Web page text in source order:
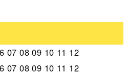
07 08 09 10 11 12
07 08 09 10 11 12